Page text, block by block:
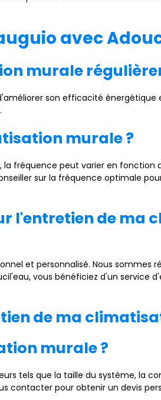
avec
murale
son efficacité énergétique
murale ?
fréquence peut varier en fonction
sur la fréquence optimale
l'entretien de ma
et personnalisé. Nous sommes
vous bénéficiez d'un service
de ma
murale ?
tels que la taille du système, la
contacter pour obtenir un devis